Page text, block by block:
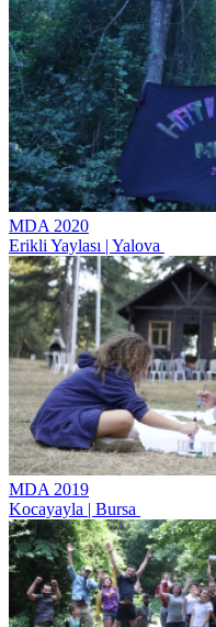
MDA 2020
Erikli Yaylası | Yalova
MDA 2019
Kocayayla | Bursa